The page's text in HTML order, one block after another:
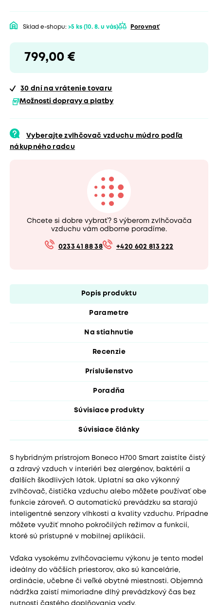
Sklad e-shopu: >5 ks (10. 8. u vás) Porovnať
799,00 €
30 dní na vrátenie tovaru
Možnosti dopravy a platby
Vyberajte zvlhčovač vzduchu múdro podľa
nákupného radcu
Chcete si dobre vybrať? S výberom zvlhčovača
vzduchu vám odborne poradíme.
0233 41 88 38 +420 602 813 222
Popis produktu
Parametre
Na stiahnutie
Recenzie
Príslušenstvo
Poradňa
Súvisiace produkty
Súvisiace články
S hybridným prístrojom Boneco H700 Smart zaistíte čistý
a zdravý vzduch v interiéri bez alergénov, baktérií a
ďalších škodlivých látok. Uplatní sa ako výkonný
zvlhčovač, čistička vzduchu alebo môžete používať obe
funkcie zároveň. O automatickú prevádzku sa starajú
inteligentné senzory vlhkosti a kvality vzduchu. Prípadne
môžete využiť mnoho pokročilých režimov a funkcií,
ktoré sú prístupné v mobilnej aplikácii.
Vďaka vysokému zvlhčovaciemu výkonu je tento model
ideálny do väčších priestorov, ako sú kancelárie,
ordinácie, učebne či veľké obytné miestnosti. Objemná
nádržka zaistí mimoriadne dlhý prevádzkový čas bez
nutnosti častého doplňovania vody.